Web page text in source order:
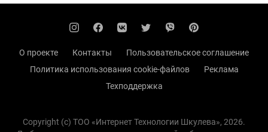
О проекте Контакты
Пользовательское соглашение
Политика использования cookie-файлов
Реклама
Техподдержка
Copyright (с) TOO «Интернет Технологии Шкулева», 2026.